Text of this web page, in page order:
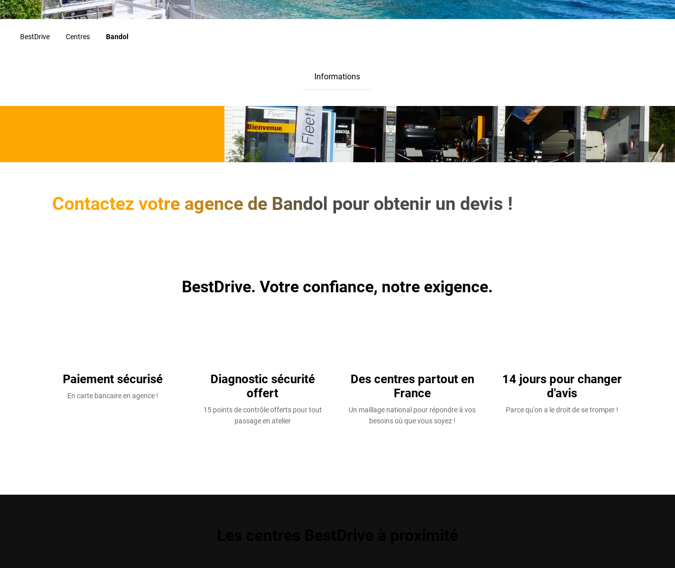
BestDrive Centres Bandol
Informations
Contactez votre agence de Bandol pour obtenir un devis !
BestDrive. Votre confiance, notre exigence.
Paiement sécurisé
En carte bancaire en agence !
Diagnostic sécurité
offert
15 points de contrôle offerts pour tout
passage en atelier
Des centres partout en
France
Un maillage national pour répondre à vos
besoins où que vous soyez !
14 jours pour changer
d'avis
Parce qu'on a le droit de se tromper !